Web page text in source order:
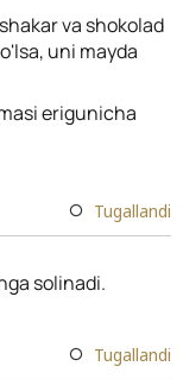
va shokolad
uni mayda
erigunicha
Tugallandi
solinadi.
Tugallandi